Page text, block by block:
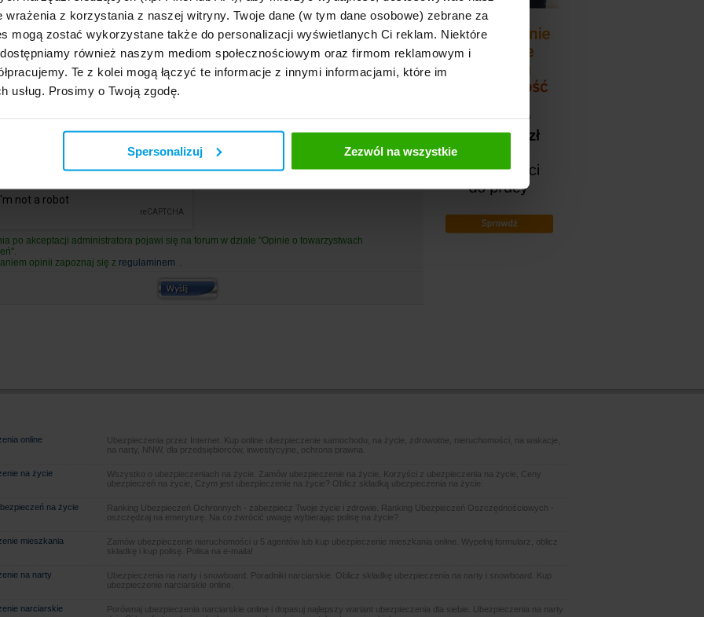
wrażenia z korzystania z naszej witryny. Twoje dane (w tym dane osobowe) zebrane za
mogą zostać wykorzystane także do personalizacji wyświetlanych Ci reklam. Niektóre
również naszym mediom społecznościowym oraz firmom reklamowym i
Te z kolei mogą łączyć te informacje z innymi informacjami, które im
usług. Prosimy o Twoją zgodę.
Spersonalizuj Zezwól na wszystkie
znaków 0, pozostało 1500
po akceptacji administratora pojawi się na forum w dziale "Opinie o towarzystwach
opinii zapoznaj się z regulaminem .
online
Ubezpieczenia przez Internet. Kup online ubezpieczenie samochodu, na życie, zdrowotne, nieruchomości, na wakacje,
na narty, NNW, dla przedsiębiorców, inwestycyjne, ochrona prawna.
na życie
Wszystko o ubezpieczeniach na życie. Zamów ubezpieczenie na życie, Korzyści z ubezpieczenia na życie, Ceny
ubezpieczeń na życie, Czym jest ubezpieczenie na życie? Oblicz składką ubezpieczenia na życie.
na życie
Ranking Ubezpieczeń Ochronnych - zabezpiecz Twoje życie i zdrowie. Ranking Ubezpieczeń Oszczędnościowych -
oszczędzaj na emeryturę. Na co zwrócić uwagę wybierając polisę na życie?
mieszkania
Zamów ubezpieczenie nieruchomości u 5 agentów lub kup ubezpieczenie mieszkania online. Wypełnij formularz, oblicz
składkę i kup polisę. Polisa na e-maila!
na narty
Ubezpieczenia na narty i snowboard. Poradniki narciarskie. Oblicz składkę ubezpieczenia na narty i snowboard. Kup
ubezpieczenie narciarskie online.
narciarskie
Porównaj ubezpieczenia narciarskie online i dopasuj najlepszy wariant ubezpieczenia dla siebie. Ubezpieczenia na narty